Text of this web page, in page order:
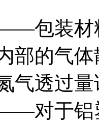
包装材
部的气
气透过
对于铝